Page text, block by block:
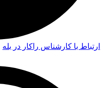
ارتباط با کارشناس راکار در بله